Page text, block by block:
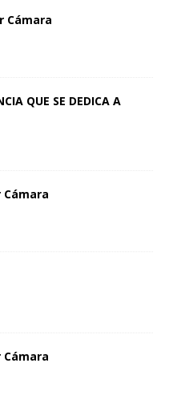
Cámara
QUE SE DEDICA A